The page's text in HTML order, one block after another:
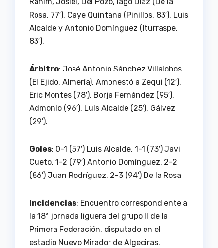
Rosa, 77′), Caye Quintana (Pinillos, 83′), Luis
Alcalde y Antonio Domínguez (Iturraspe,
83′).
Árbitro: José Antonio Sánchez Villalobos
(El Ejido, Almería). Amonestó a Zequi (12′),
Eric Montes (78′), Borja Fernández (95′),
Admonio (96′), Luis Alcalde (25′), Gálvez
(29′).
Goles: 0-1 (57′) Luis Alcalde. 1-1 (73′) Javi
Cueto. 1-2 (79′) Antonio Domínguez. 2-2
(86′) Juan Rodríguez. 2-3 (94′) De la Rosa.
Incidencias: Encuentro correspondiente a
la 18ª jornada liguera del grupo II de la
Primera Federación, disputado en el
estadio Nuevo Mirador de Algeciras.